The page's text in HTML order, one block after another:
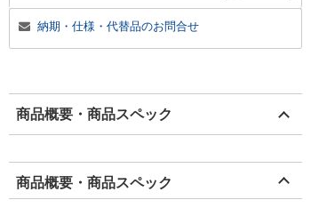
納期・仕様・代替品のお問合せ
商品概要・商品スペック
商品概要・商品スペック